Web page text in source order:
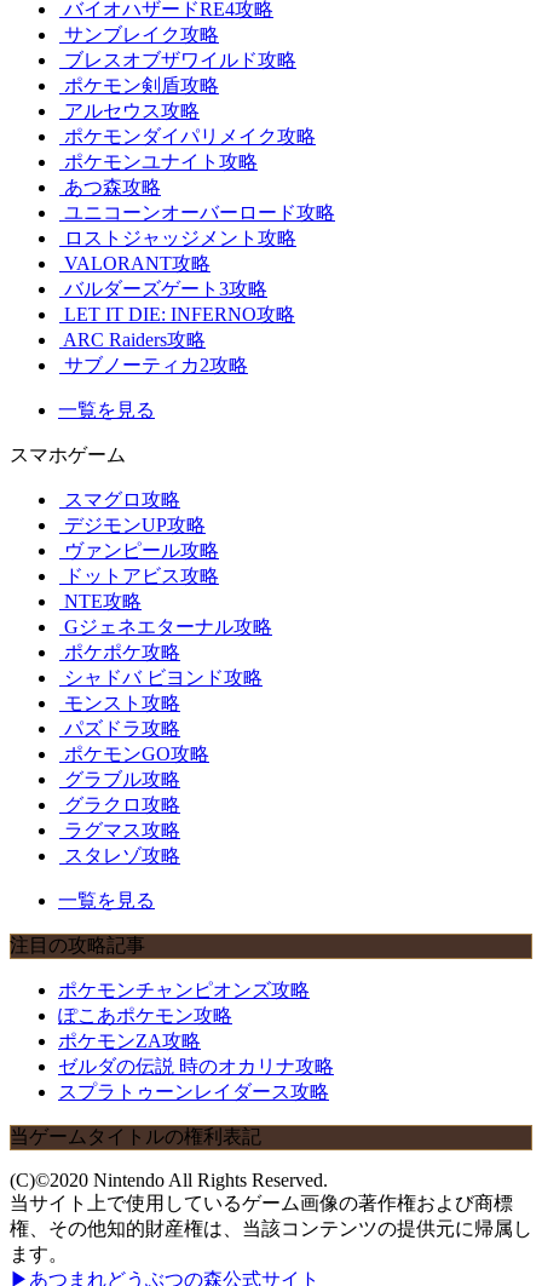
バイオハザードRE4攻略
サンブレイク攻略
ブレスオブザワイルド攻略
ポケモン剣盾攻略
アルセウス攻略
ポケモンダイパリメイク攻略
ポケモンユナイト攻略
あつ森攻略
ユニコーンオーバーロード攻略
ロストジャッジメント攻略
VALORANT攻略
バルダーズゲート3攻略
LET IT DIE: INFERNO攻略
ARC Raiders攻略
サブノーティカ2攻略
一覧を見る
スマホゲーム
スマグロ攻略
デジモンUP攻略
ヴァンピール攻略
ドットアビス攻略
NTE攻略
Gジェネエターナル攻略
ポケポケ攻略
シャドバ ビヨンド攻略
モンスト攻略
パズドラ攻略
ポケモンGO攻略
グラブル攻略
グラクロ攻略
ラグマス攻略
スタレゾ攻略
一覧を見る
注目の攻略記事
ポケモンチャンピオンズ攻略
ぽこあポケモン攻略
ポケモンZA攻略
ゼルダの伝説 時のオカリナ攻略
スプラトゥーンレイダース攻略
当ゲームタイトルの権利表記
(C)©2020 Nintendo All Rights Reserved.
当サイト上で使用しているゲーム画像の著作権および商標
権、その他知的財産権は、当該コンテンツの提供元に帰属し
ます。
▶あつまれどうぶつの森公式サイト